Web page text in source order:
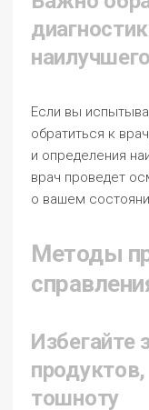
Если вы
обратиться к
и определения
врач проведет
о вашем
Методы
Избегайте
тошноту